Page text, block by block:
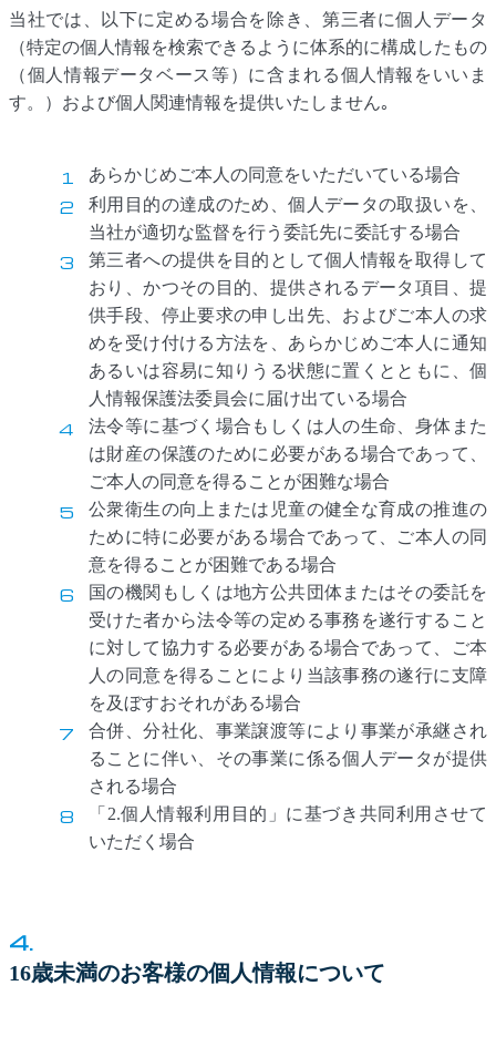
当社では、以下に定める場合を除き、第三者に個人データ
（特定の個人情報を検索できるように体系的に構成したもの
（個人情報データベース等）に含まれる個人情報をいいま
す。）および個人関連情報を提供いたしません｡
あらかじめご本人の同意をいただいている場合
利用目的の達成のため、個人データの取扱いを、
当社が適切な監督を行う委託先に委託する場合
第三者への提供を目的として個人情報を取得して
おり、かつその目的、提供されるデータ項目、提
供手段、停止要求の申し出先、およびご本人の求
めを受け付ける方法を、あらかじめご本人に通知
あるいは容易に知りうる状態に置くとともに、個
人情報保護法委員会に届け出ている場合
法令等に基づく場合もしくは人の生命、身体また
は財産の保護のために必要がある場合であって、
ご本人の同意を得ることが困難な場合
公衆衛生の向上または児童の健全な育成の推進の
ために特に必要がある場合であって、ご本人の同
意を得ることが困難である場合
国の機関もしくは地方公共団体またはその委託を
受けた者から法令等の定める事務を遂行すること
に対して協力する必要がある場合であって、ご本
人の同意を得ることにより当該事務の遂行に支障
を及ぼすおそれがある場合
合併、分社化、事業譲渡等により事業が承継され
ることに伴い、その事業に係る個人データが提供
される場合
「2.個人情報利用目的」に基づき共同利用させて
いただく場合
4.
16歳未満のお客様の個人情報について